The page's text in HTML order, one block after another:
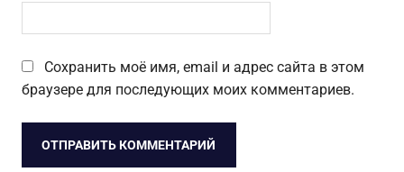
Сохранить моё имя, email и адрес сайта в этом
браузере для последующих моих комментариев.